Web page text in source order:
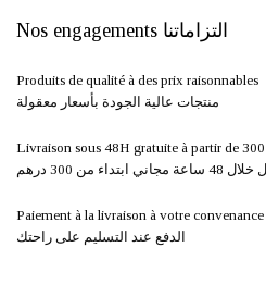
Nos engagements التزاماتنا
Produits de qualité à des prix raisonnables
منتجات عالية الجودة بأسعار معقولة
Livraison sous 48H gratuite à partir de 300
ابتداء من 300 درهم
Paiement à la livraison à votre convenance
الدفع عند التسليم على راحتك